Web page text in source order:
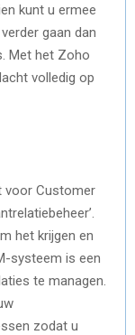
kunt u ermee
gaan dan
Met het Zoho
volledig op
voor Customer
het krijgen en
systeem is een
te managen.
zodat u